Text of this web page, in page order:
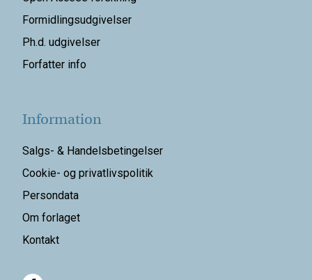
Formidlingsudgivelser
Ph.d. udgivelser
Forfatter info
Information
Salgs- & Handelsbetingelser
Cookie- og privatlivspolitik
Persondata
Om forlaget
Kontakt